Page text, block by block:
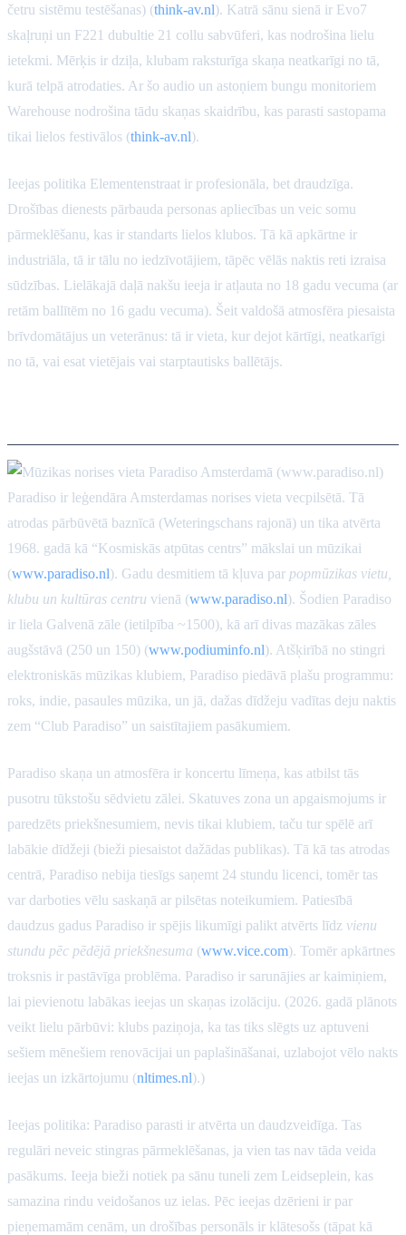
četru sistēmu testēšanas) (think-av.nl). Katrā sānu sienā ir Evo7
skaļruņi un F221 dubultie 21 collu sabvūferi, kas nodrošina lielu
ietekmi. Mērķis ir dziļa, klubam raksturīga skaņa neatkarīgi no tā,
kurā telpā atrodaties. Ar šo audio un astoņiem bungu monitoriem
Warehouse nodrošina tādu skaņas skaidrību, kas parasti sastopama
tikai lielos festivālos (think-av.nl).
Ieejas politika Elementenstraat ir profesionāla, bet draudzīga.
Drošības dienests pārbauda personas apliecības un veic somu
pārmeklēšanu, kas ir standarts lielos klubos. Tā kā apkārtne ir
industriāla, tā ir tālu no iedzīvotājiem, tāpēc vēlās naktis reti izraisa
sūdzības. Lielākajā daļā nakšu ieeja ir atļauta no 18 gadu vecuma (ar
retām ballītēm no 16 gadu vecuma). Šeit valdošā atmosfēra piesaista
brīvdomātājus un veterānus: tā ir vieta, kur dejot kārtīgi, neatkarīgi
no tā, vai esat vietējais vai starptautisks ballētājs.
Paradiso ir leģendāra Amsterdamas norises vieta vecpilsētā. Tā
atrodas pārbūvētā baznīcā (Weteringschans rajonā) un tika atvērta
1968. gadā kā “Kosmiskās atpūtas centrs” mākslai un mūzikai
(www.paradiso.nl). Gadu desmitiem tā kļuva par popmūzikas vietu,
klubu un kultūras centru vienā (www.paradiso.nl). Šodien Paradiso
ir liela Galvenā zāle (ietilpība ~1500), kā arī divas mazākas zāles
augšstāvā (250 un 150) (www.podiuminfo.nl). Atšķirībā no stingri
elektroniskās mūzikas klubiem, Paradiso piedāvā plašu programmu:
roks, indie, pasaules mūzika, un jā, dažas dīdžeju vadītas deju naktis
zem “Club Paradiso” un saistītajiem pasākumiem.
Paradiso skaņa un atmosfēra ir koncertu līmeņa, kas atbilst tās
pusotru tūkstošu sēdvietu zālei. Skatuves zona un apgaismojums ir
paredzēts priekšnesumiem, nevis tikai klubiem, taču tur spēlē arī
labākie dīdžeji (bieži piesaistot dažādas publikas). Tā kā tas atrodas
centrā, Paradiso nebija tiesīgs saņemt 24 stundu licenci, tomēr tas
var darboties vēlu saskaņā ar pilsētas noteikumiem. Patiesībā
daudzus gadus Paradiso ir spējis likumīgi palikt atvērts līdz vienu
stundu pēc pēdējā priekšnesuma (www.vice.com). Tomēr apkārtnes
troksnis ir pastāvīga problēma. Paradiso ir sarunājies ar kaimiņiem,
lai pievienotu labākas ieejas un skaņas izolāciju. (2026. gadā plānots
veikt lielu pārbūvi: klubs paziņoja, ka tas tiks slēgts uz aptuveni
sešiem mēnešiem renovācijai un paplašināšanai, uzlabojot vēlo nakts
ieejas un izkārtojumu (nltimes.nl).)
Ieejas politika: Paradiso parasti ir atvērta un daudzveidīga. Tas
regulāri neveic stingras pārmeklēšanas, ja vien tas nav tāda veida
pasākums. Ieeja bieži notiek pa sānu tuneli zem Leidseplein, kas
samazina rindu veidošanos uz ielas. Pēc ieejas dzērieni ir par
pieņemamām cenām, un drošības personāls ir klātesošs (tāpat kā